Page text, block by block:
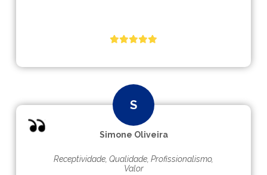
Simone Oliveira
Receptividade, Qualidade, Profissionalismo,
Valor